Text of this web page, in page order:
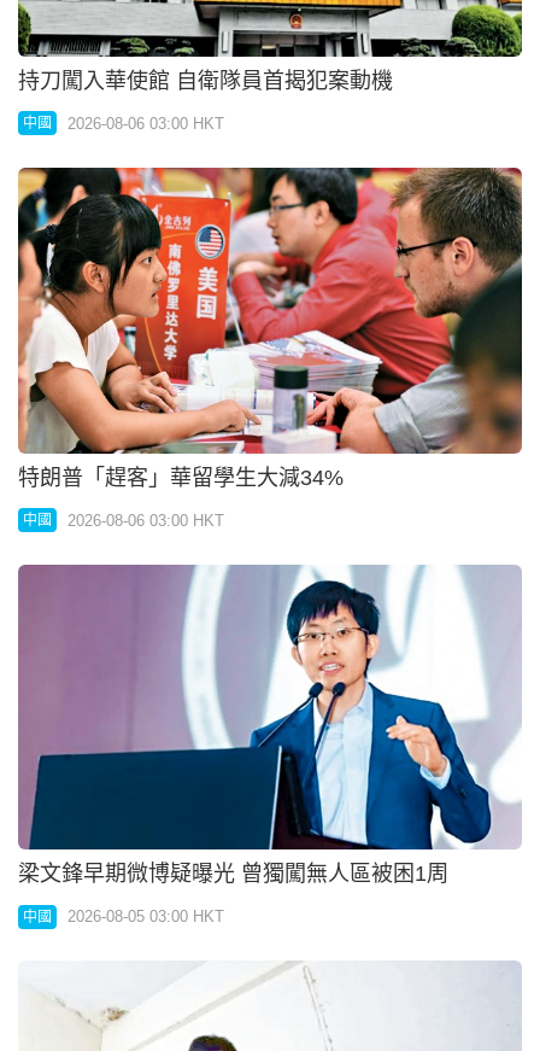
持刀闖入華使館 自衛隊員首揭犯案動機
中國 2026-08-06 03:00 HKT
特朗普「趕客」華留學生大減34%
中國 2026-08-06 03:00 HKT
梁文鋒早期微博疑曝光 曾獨闖無人區被困1周
中國 2026-08-05 03:00 HKT